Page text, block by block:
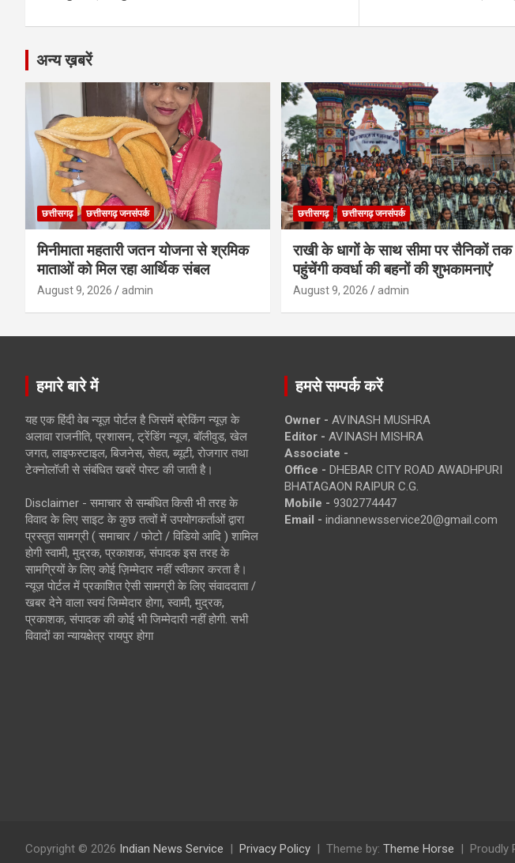
k
p
अन्य ख़बरें
छत्तीसगढ़ छत्तीसगढ़ जनसंपर्क
मिनीमाता महतारी जतन योजना से श्रमिक
माताओं को मिल रहा आर्थिक संबल
August 9, 2026 admin
छत्तीसगढ़ छत्तीसगढ़ जनसंपर्क
राखी के धागों के साथ सीमा पर सैनिकों तक
पहुंचेंगी कवर्धा की बहनों की शुभकामनाएं’
August 9, 2026 admin
हमारे बारे में
यह एक हिंदी वेब न्यूज़ पोर्टल है जिसमें ब्रेकिंग न्यूज़ के
अलावा राजनीति, प्रशासन, ट्रेंडिंग न्यूज, बॉलीवुड, खेल
जगत, लाइफस्टाइल, बिजनेस, सेहत, ब्यूटी, रोजगार तथा
टेक्नोलॉजी से संबंधित खबरें पोस्ट की जाती है।
Disclaimer - समाचार से सम्बंधित किसी भी तरह के
विवाद के लिए साइट के कुछ तत्वों में उपयोगकर्ताओं द्वारा
प्रस्तुत सामग्री ( समाचार / फोटो / विडियो आदि ) शामिल
होगी स्वामी, मुद्रक, प्रकाशक, संपादक इस तरह के
सामग्रियों के लिए कोई ज़िम्मेदार नहीं स्वीकार करता है।
न्यूज़ पोर्टल में प्रकाशित ऐसी सामग्री के लिए संवाददाता /
खबर देने वाला स्वयं जिम्मेदार होगा, स्वामी, मुद्रक,
प्रकाशक, संपादक की कोई भी जिम्मेदारी नहीं होगी. सभी
विवादों का न्यायक्षेत्र रायपुर होगा
हमसे सम्पर्क करें
Owner - AVINASH MUSHRA
Editor - AVINASH MISHRA
Associate -
Office - DHEBAR CITY ROAD AWADHPURI
BHATAGAON RAIPUR C.G.
Mobile - 9302774447
Email - indiannewsservice20@gmail.com
Copyright © 2026 Indian News Service Privacy Policy Theme by: Theme Horse Proudly